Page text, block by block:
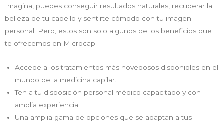
Imagina, puedes conseguir resultados naturales, recuperar la
belleza de tu cabello y sentirte cómodo con tu imagen
personal. Pero, estos son solo algunos de los beneficios que
te ofrecemos en Microcap.
Accede a los tratamientos más novedosos disponibles en el
mundo de la medicina capilar.
Ten a tu disposición personal médico capacitado y con
amplia experiencia.
Una amplia gama de opciones que se adaptan a tus